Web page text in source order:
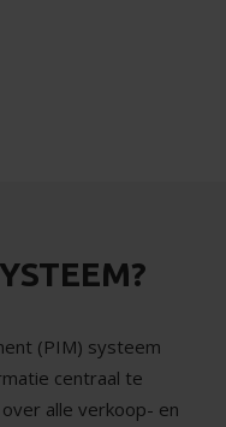
(PIM) systeem
centraal te
alle verkoop- en